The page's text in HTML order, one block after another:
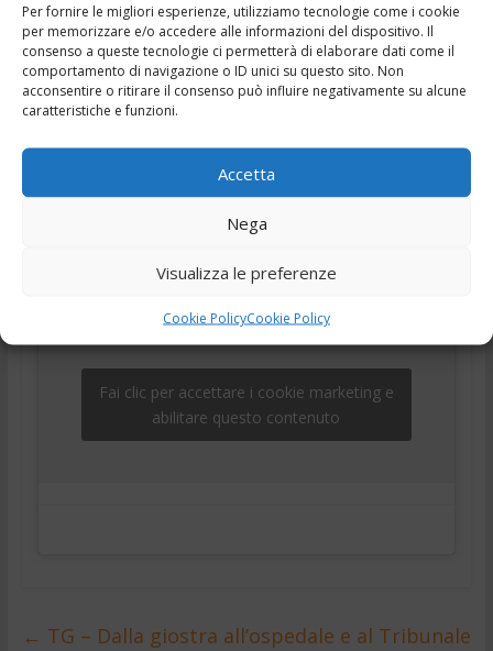
Per fornire le migliori esperienze, utilizziamo tecnologie come i cookie
per memorizzare e/o accedere alle informazioni del dispositivo. Il
consenso a queste tecnologie ci permetterà di elaborare dati come il
comportamento di navigazione o ID unici su questo sito. Non
acconsentire o ritirare il consenso può influire negativamente su alcune
caratteristiche e funzioni.
Accetta
Nega
Visualizza le preferenze
Cookie PolicyCookie Policy
TG – Ragazza di 12 anni
rischia la morte in mare –
19/6/2025
Ciociaria,Frosinone
telegiornale,Tg,Tg24
Fai clic per accettare i cookie marketing e
abilitare questo contenuto
← TG – Dalla giostra all’ospedale e al Tribunale